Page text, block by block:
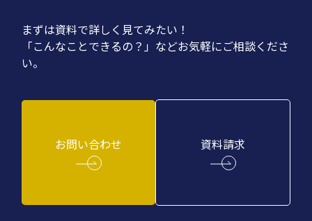
まずは資料で詳しく見てみたい！
「こんなことできるの？」などお気軽にご相談くださ
い。
お問い合わせ 資料請求